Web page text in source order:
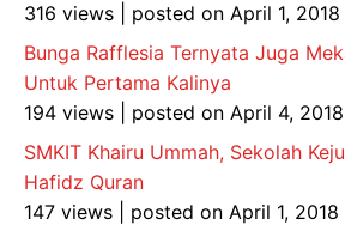
316 views
posted on April 1, 2018
Bunga Rafflesia Ternyata Juga
Untuk Pertama Kalinya
194 views
posted on April 4, 2018
SMKIT Khairu Ummah, Sekolah
Hafidz Quran
147 views
posted on April 1, 2018